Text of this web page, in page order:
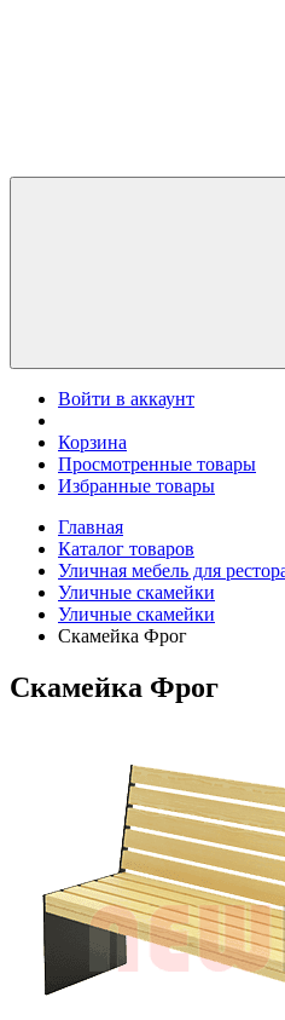
Войти в аккаунт
Корзина
Просмотренные товары
Избранные товары
Главная
Каталог товаров
Уличная мебель для
Уличные скамейки
Уличные скамейки
Скамейка Фрог
Скамейка Фрог